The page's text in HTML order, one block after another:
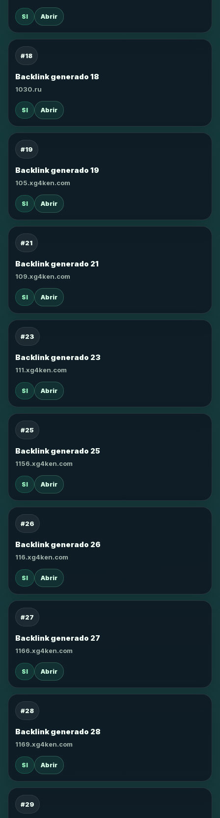
SI Abrir
#18
Backlink generado 18
1030.ru
SI Abrir
#19
Backlink generado 19
105.xg4ken.com
SI Abrir
#21
Backlink generado 21
109.xg4ken.com
SI Abrir
#23
Backlink generado 23
111.xg4ken.com
SI Abrir
#25
Backlink generado 25
1156.xg4ken.com
SI Abrir
#26
Backlink generado 26
116.xg4ken.com
SI Abrir
#27
Backlink generado 27
1166.xg4ken.com
SI Abrir
#28
Backlink generado 28
1169.xg4ken.com
SI Abrir
#29